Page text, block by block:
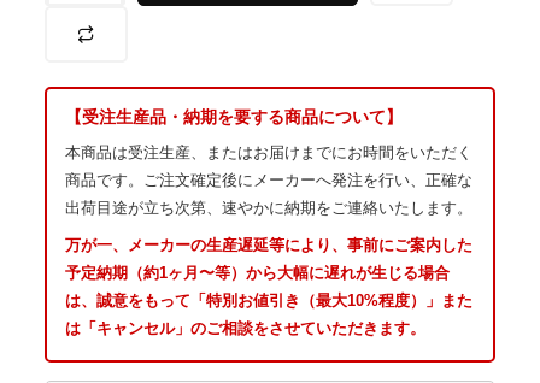
【受注生産品・納期を要する商品について】
本商品は受注生産、またはお届けまでにお時間をいただく
商品です。ご注文確定後にメーカーへ発注を行い、正確な
出荷目途が立ち次第、速やかに納期をご連絡いたします。
万が一、メーカーの生産遅延等により、事前にご案内した
予定納期（約1ヶ月〜等）から大幅に遅れが生じる場合
は、誠意をもって「特別お値引き（最大10%程度）」また
は「キャンセル」のご相談をさせていただきます。